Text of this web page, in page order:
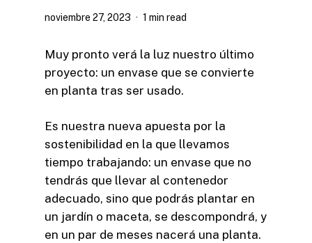
noviembre 27, 2023 1 min read
Muy pronto verá la luz nuestro último
proyecto: un envase que se convierte
en planta tras ser usado.
Es nuestra nueva apuesta por la
sostenibilidad en la que llevamos
tiempo trabajando: un envase que no
tendrás que llevar al contenedor
adecuado, sino que podrás plantar en
un jardín o maceta, se descompondrá, y
en un par de meses nacerá una planta.